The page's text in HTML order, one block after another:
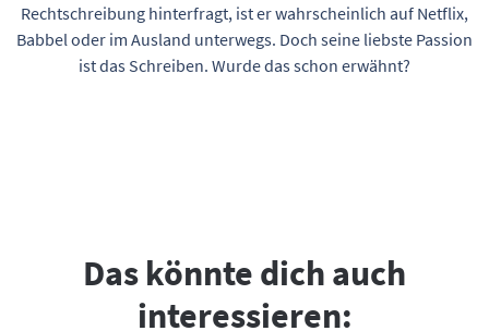
Rechtschreibung hinterfragt, ist er wahrscheinlich auf Netflix,
Babbel oder im Ausland unterwegs. Doch seine liebste Passion
ist das Schreiben. Wurde das schon erwähnt?
Das könnte dich auch
interessieren: